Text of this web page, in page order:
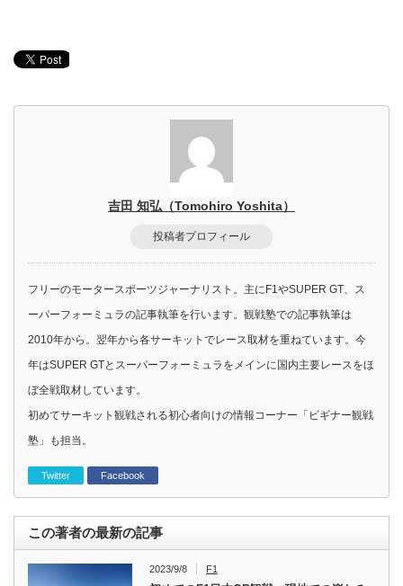
吉田 知弘（Tomohiro Yoshita）
投稿者プロフィール
フリーのモータースポーツジャーナリスト。主にF1やSUPER GT、ス
ーパーフォーミュラの記事執筆を行います。観戦塾での記事執筆は
2010年から。翌年から各サーキットでレース取材を重ねています。今
年はSUPER GTとスーパーフォーミュラをメインに国内主要レースをほ
ぼ全戦取材しています。
初めてサーキット観戦される初心者向けの情報コーナー「ビギナー観戦
塾」も担当。
Twitter Facebook
この著者の最新の記事
2023/9/8 F1